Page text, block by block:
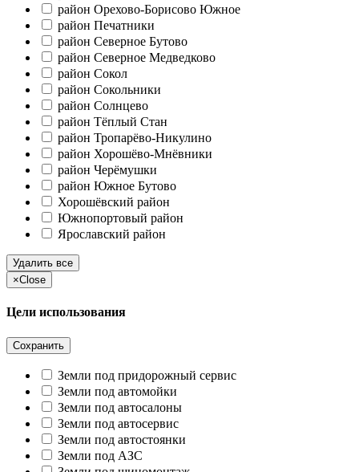
район Орехово-Борисово Южное
район Печатники
район Северное Бутово
район Северное Медведково
район Сокол
район Сокольники
район Солнцево
район Тёплый Стан
район Тропарёво-Никулино
район Хорошёво-Мнёвники
район Черёмушки
район Южное Бутово
Хорошёвский район
Южнопортовый район
Ярославский район
Удалить все
×Close
Цели использования
Сохранить
Земли под придорожный сервис
Земли под автомойки
Земли под автосалоны
Земли под автосервис
Земли под автостоянки
Земли под АЗС